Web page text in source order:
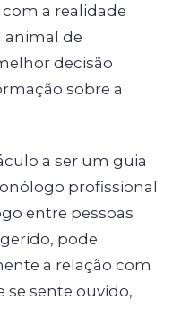
a realidade
animal de
decisão
sobre a
a ser um guia
profissional
entre pessoas
pode
a relação com
se sente ouvido,